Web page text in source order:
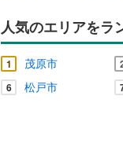
人気のエリアをラ
1 茂原市
6 松戸市